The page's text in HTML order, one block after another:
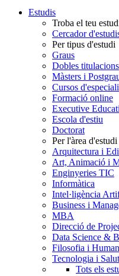
Estudis
Troba el teu
Cercador
Per tipus d'estudi
Graus
Dobles titulacions
Màsters i
Cursos
Formació online
Executive
Escola d'estiu
Doctorat
Per l'àrea d'estudi
Arquitectura i
Art, Animació i
Enginyeries TIC
Informàtica
Intel·ligència
Business i
MBA
Direcció de
Data Science &
Filosofia i
Tecnologia i Salut
Tots els